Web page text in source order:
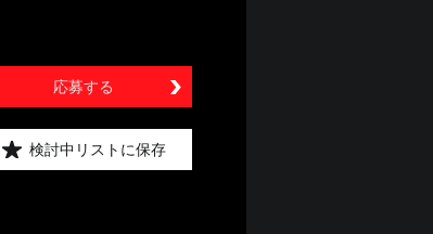
応募する
検討中リストに保存